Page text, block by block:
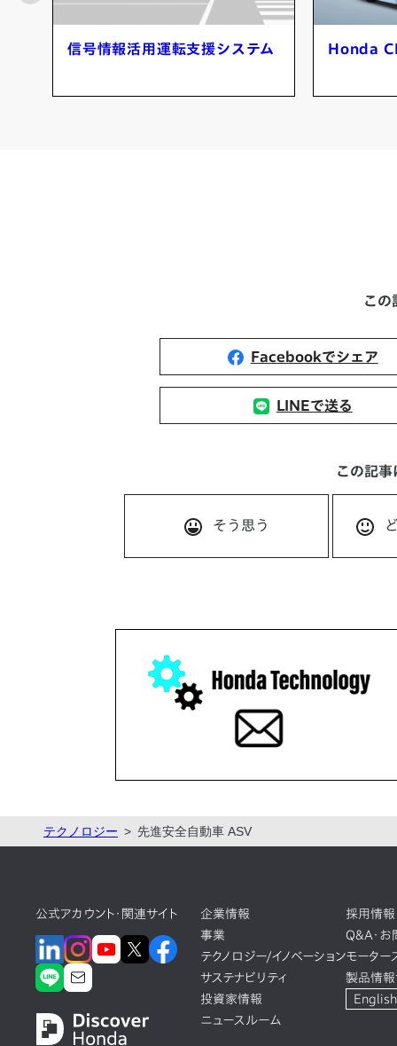
Honda CI マイクロモビリティ 知能化運
この
Facebookでシェア
LINEで送る
この記事
そう思う
テクノロジー 先進安全自動車 ASV
公式アカウント・関連サイト
企業情報
事業
テクノロジー/イノベーション
サステナビリティ
投資家情報
ニュースルーム
採用情報
Q&A・
モーター
製品情報
English